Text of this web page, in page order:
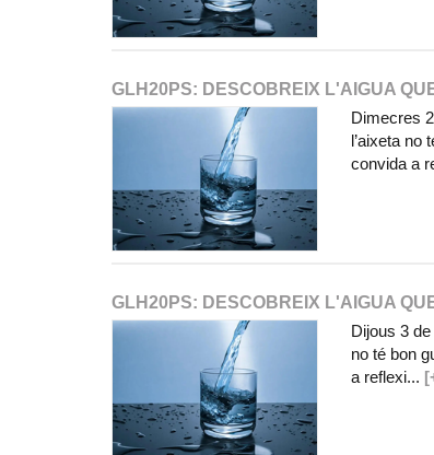
GLH20PS: DESCOBREIX L'AIGUA
Dimecres
l’aixeta no
convida a
GLH20PS: DESCOBREIX L'AIGUA
Dijous 3
no té bon
a reflexi...